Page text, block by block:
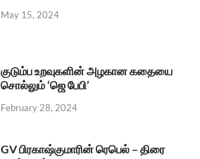
May 15, 2024
குடும்ப உறவுகளின் அழகான கதையை
சொல்லும் ‘ஜெ பேபி’
February 28, 2024
GV பிரகாஷ்குமாரின் ரெபெல் – திரை